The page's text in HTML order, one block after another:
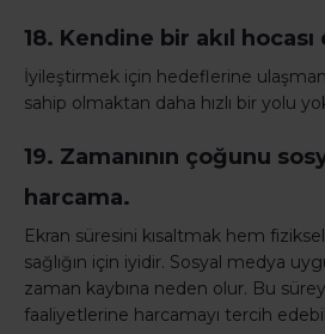
18. Kendine bir akıl hocası
İyileştirmek için hedeflerine
sahip olmaktan daha hızlı bir yolu
19. Zamanının çoğunu
harcama.
Ekran süresini kısaltmak hem
sağlığın için iyidir. Sosyal medya
zaman kaybına neden olur. Bu
faaliyetlerine harcamayı tercih